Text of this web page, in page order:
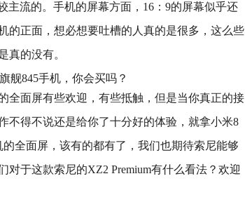
主流的。手机的屏幕方面，16：9的屏幕似乎还
的正面，想必想要吐槽的人真的是很多，这么些
真的没有。
全面屏有些欢迎，有些抵触，但是当你真正的接
不得不说还是给你了十分好的体验，就拿小米8
全面屏，该有的都有了，我们也期待索尼能够
于这款索尼的XZ2 Premium有什么看法？欢迎